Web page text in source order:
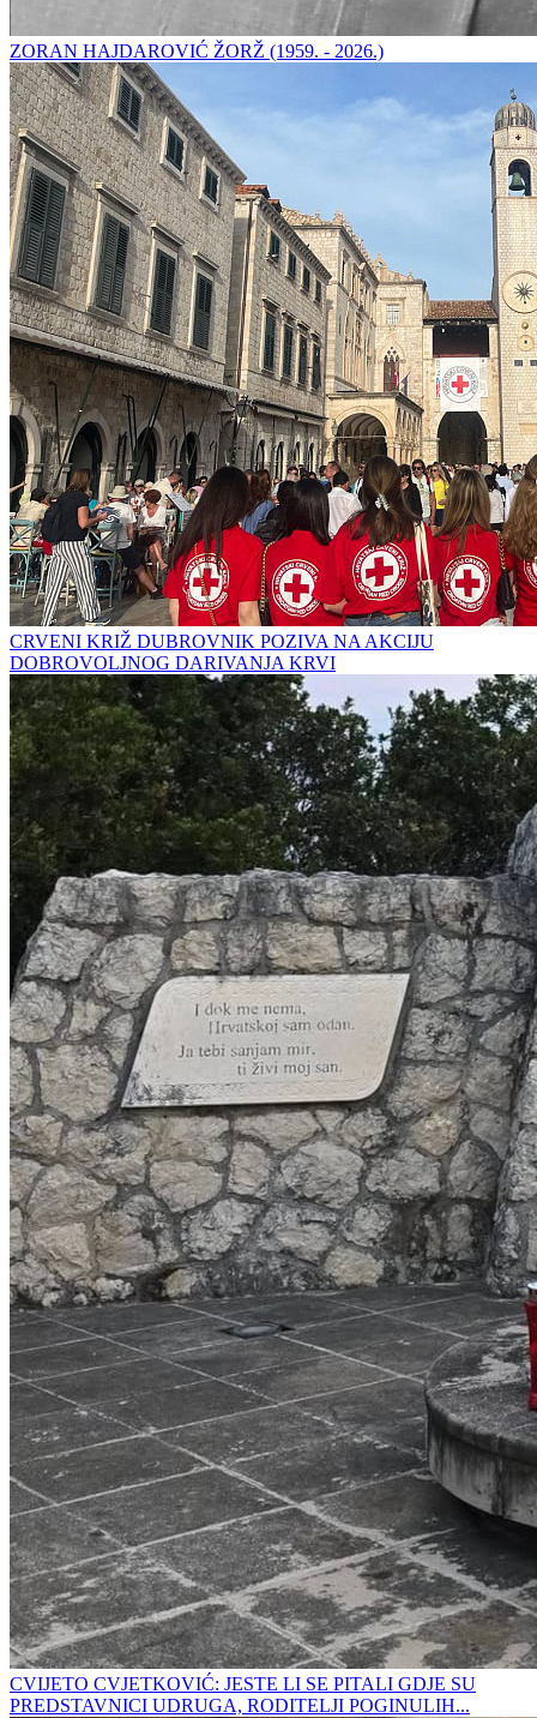
ZORAN HAJDAROVIĆ ŽORŽ (1959. - 2026.)
CRVENI KRIŽ DUBROVNIK POZIVA NA AKCIJU
DOBROVOLJNOG DARIVANJA KRVI
CVIJETO CVJETKOVIĆ: JESTE LI SE PITALI GDJE SU
PREDSTAVNICI UDRUGA, RODITELJI POGINULIH...